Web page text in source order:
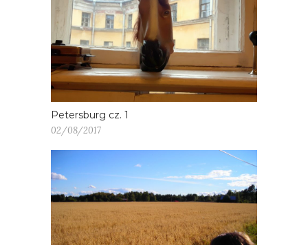
Petersburg cz. 1
02/08/2017